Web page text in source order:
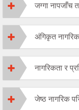
जग्गा नापजाँच
अंगिकृत
नागरिकता र
जेष्ठ नागरिक